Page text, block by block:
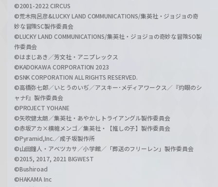
©2001-2022 CIRCUS
©荒木飛呂彦&LUCKY LAND COMMUNICATIONS/集英社・ジョジョの奇
妙な冒険SC製作委員会
©LUCKY LAND COMMUNICATIONS/集英社・ジョジョの奇妙な冒険SO製
作委員会
©はまじあき／芳文社・アニプレックス
©KADOKAWA CORPORATION 2023
©SNK CORPORATION ALL RIGHTS RESERVED.
©高橋弥七郎／いとうのいぢ／アスキー･メディアワークス／『灼眼のシ
ャナF』製作委員会
©PROJECT YOHANE
©矢吹健太朗／集英社・あやかしトライアングル製作委員会
©赤坂アカ×横槍メンゴ／集英社・【推しの子】製作委員会
©Pyramid,Inc.／成子坂製作所
©山田鐘人・アベツカサ／小学館／「葬送のフリーレン」製作委員会
©2015, 2017, 2021 BIGWEST
©Bushiroad
©HAKAMA Inc